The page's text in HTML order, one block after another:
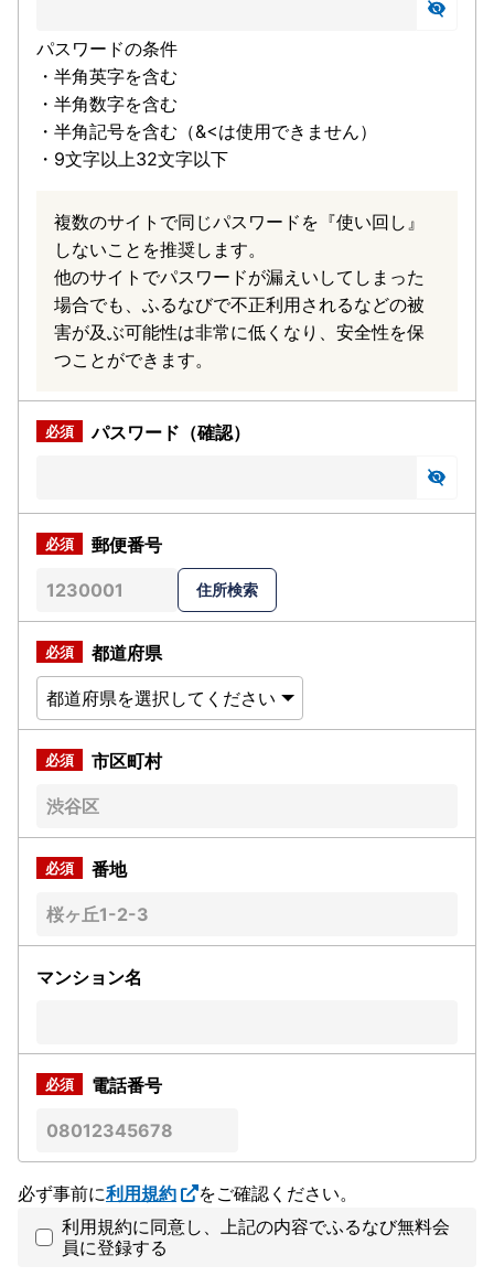
パスワードの条件
・半角英字を含む
・半角数字を含む
・半角記号を含む（&<は使用できません）
・9文字以上32文字以下
複数のサイトで同じパスワードを『使い回し』
しないことを推奨します。
他のサイトでパスワードが漏えいしてしまった
場合でも、ふるなびで不正利用されるなどの被
害が及ぶ可能性は非常に低くなり、安全性を保
つことができます。
パスワード（確認）
郵便番号
都道府県
市区町村
番地
マンション名
電話番号
必ず事前に利用規約
をご確認ください。
利用規約に同意し、上記の内容でふるなび無料会
員に登録する